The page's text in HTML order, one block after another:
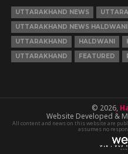
UTTARAKHAND NEWS
UTTARAKHAND NEWS HALDWANI
UTTARAKHAND
HALDWANI
UTTARAKHAND
FEATURED
© 2026,
Website Developed &
All content and news on this website are
assumes no